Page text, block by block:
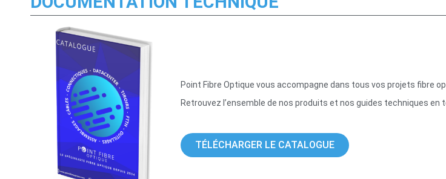
Point Fibre Optique vous accompagne dans tous vos projets fibre
Retrouvez l’ensemble de nos produits et nos guides techniques
TÉLÉCHARGER LE CATALOGUE